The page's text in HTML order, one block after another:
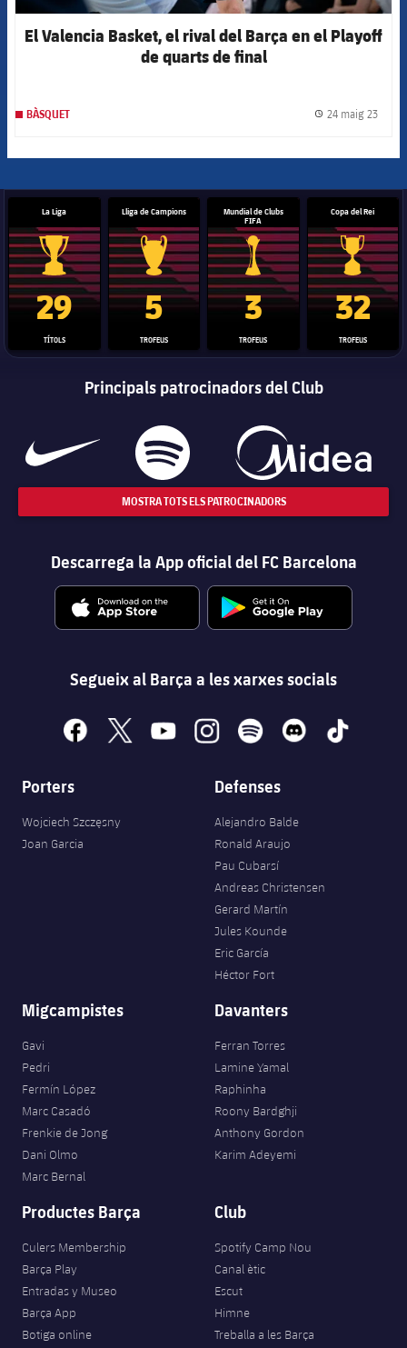
El Valencia Basket, el rival del Barça en el Playoff
de quarts de final
BÀSQUET 24 maig 23
La Liga
Trofeu de la Liga
29
TÍTOLS
Lliga de Campions
Trofeu de la Lliga de Campions
5
TROFEUS
Mundial de Clubs
FIFA
Trofeu del Mundial de Clubs
3
TROFEUS
Copa del Rei
Copa del
32
TROFEUS
Principals patrocinadors del Club
MOSTRA TOTS ELS PATROCINADORS
Descarrega la App oficial del FC Barcelona
Segueix al Barça a les xarxes socials
facebook
x youtubeinstagramspotify discord tiktok
Porters
Wojciech Szczęsny
Joan Garcia
Defenses
Alejandro Balde
Ronald Araujo
Pau Cubarsí
Andreas Christensen
Gerard Martín
Jules Kounde
Eric García
Héctor Fort
Migcampistes
Gavi
Pedri
Fermín López
Marc Casadó
Frenkie de Jong
Dani Olmo
Marc Bernal
Davanters
Ferran Torres
Lamine Yamal
Raphinha
Roony Bardghji
Anthony Gordon
Karim Adeyemi
Productes Barça
Culers Membership
Barça Play
Entradas y Museo
Barça App
Botiga online
Club
Spotify Camp Nou
Canal ètic
Escut
Himne
Treballa a les Barça